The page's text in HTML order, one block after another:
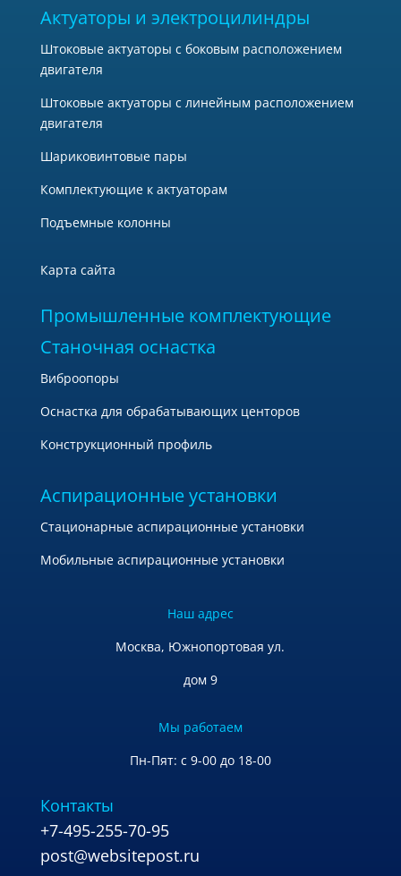
Актуаторы и электроцилиндры
Штоковые актуаторы с боковым расположением
двигателя
Штоковые актуаторы с линейным расположением
двигателя
Шариковинтовые пары
Комплектующие к актуаторам
Подъемные колонны
Карта сайта
Промышленные комплектующие
Станочная оснастка
Виброопоры
Оснастка для обрабатывающих центоров
Конструкционный профиль
Аспирационные установки
Стационарные аспирационные установки
Мобильные аспирационные установки
Наш адрес
Москва, Южнопортовая ул.
дом 9
Мы работаем
Пн-Пят: с 9-00 до 18-00
Контакты
+7-495-255-70-95
post@websitepost.ru